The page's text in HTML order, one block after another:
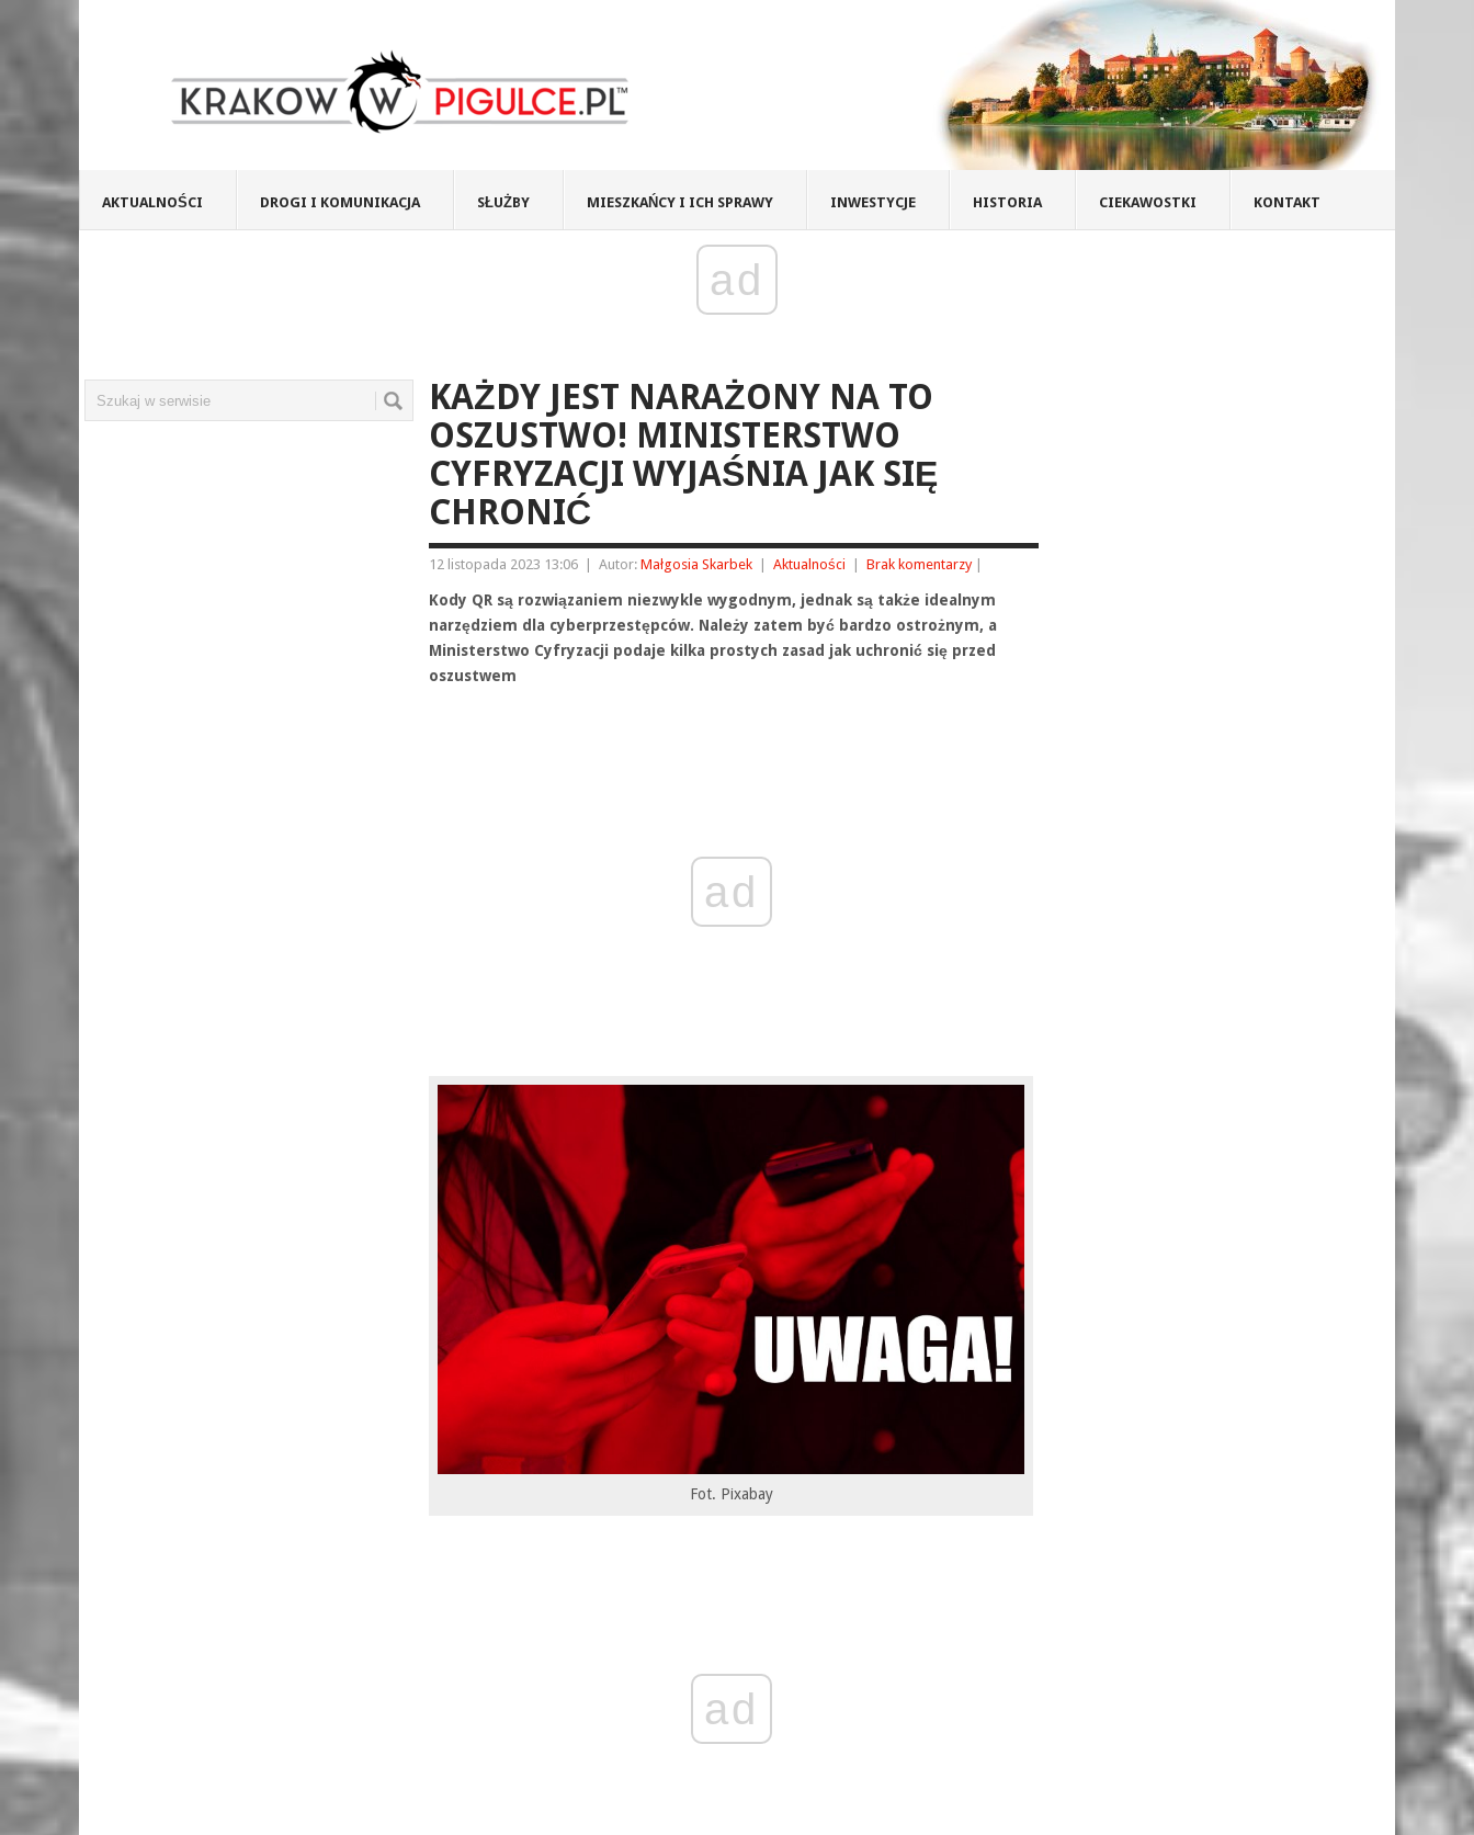
AKTUALNOŚCI DROGI I KOMUNIKACJA SŁUŻBY MIESZKAŃCY I ICH SPRAWY INWESTYCJE HISTORIA CIEKAWOSTKI KONTAKT
ad
KAŻDY JEST NARAŻONY NA TO
OSZUSTWO! MINISTERSTWO
CYFRYZACJI WYJAŚNIA JAK SIĘ
CHRONIĆ
12 listopada 2023 13:06 Autor: Małgosia Skarbek Aktualności Brak komentarzy
Kody QR są rozwiązaniem niezwykle wygodnym, jednak są także idealnym
narzędziem dla cyberprzestępców. Należy zatem być bardzo ostrożnym, a
Ministerstwo Cyfryzacji podaje kilka prostych zasad jak uchronić się przed
oszustwem
ad
Fot. Pixabay
ad